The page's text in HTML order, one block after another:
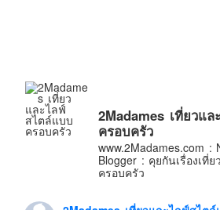
ฮ่องกง
ไต้หวัน
ฟิลิปปินส์
อเมริกา
2Madames เที่ยวแ
ครอบครัว
www.2Madames.com :
Blogger : คุยกันเรื่องเที่
ครอบครัว